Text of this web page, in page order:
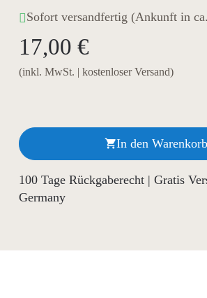
Sofort versandfertig (Ankunft in
17,00 €
(inkl. MwSt. | kostenloser Versand)
In den Warenkorb
100 Tage Rückgaberecht | Gratis
Germany